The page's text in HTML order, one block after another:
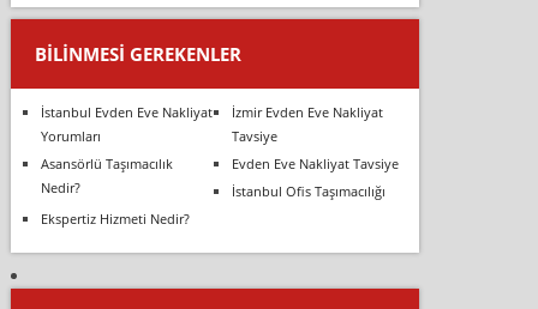
BILINMESI GEREKENLER
İstanbul Evden Eve Nakliyat
Yorumları
İzmir Evden Eve Nakliyat
Tavsiye
Asansörlü Taşımacılık
Nedir?
Evden Eve Nakliyat Tavsiye
İstanbul Ofis Taşımacılığı
Ekspertiz Hizmeti Nedir?